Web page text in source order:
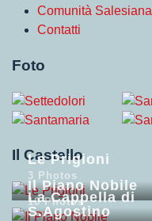
Comunità Salesiana
Contatti
Foto
Il Castello
Le Prigioni
3 Photos
Il Piano Nobile
10 Photos
La Cappella di
S.Agostino